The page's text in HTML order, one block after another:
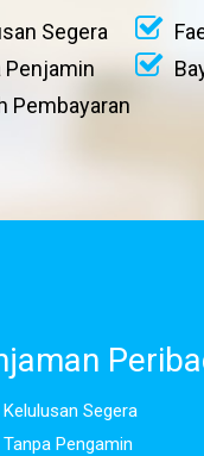
Segera
Penjamin
Pembayaran
Kelulusan Segera
Tanpa Pengamin